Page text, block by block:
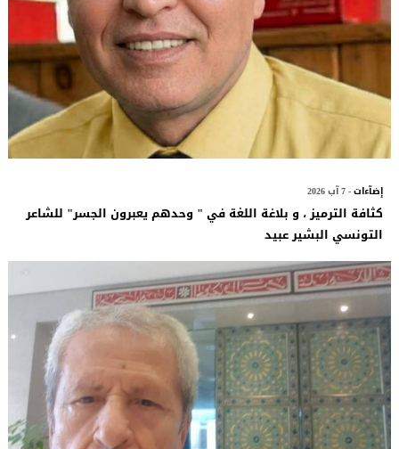
إضآءات- 7 آب 2026
كثافة الترميز ، و بلاغة اللغة في " وحدهم يعبرون الجسر" للشاعر
التونسي البشير عبيد